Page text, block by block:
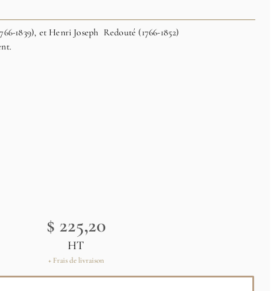
1839), et Henri Joseph Redouté (1766-1852)
$ 225,20
HT
+ Frais de livraison